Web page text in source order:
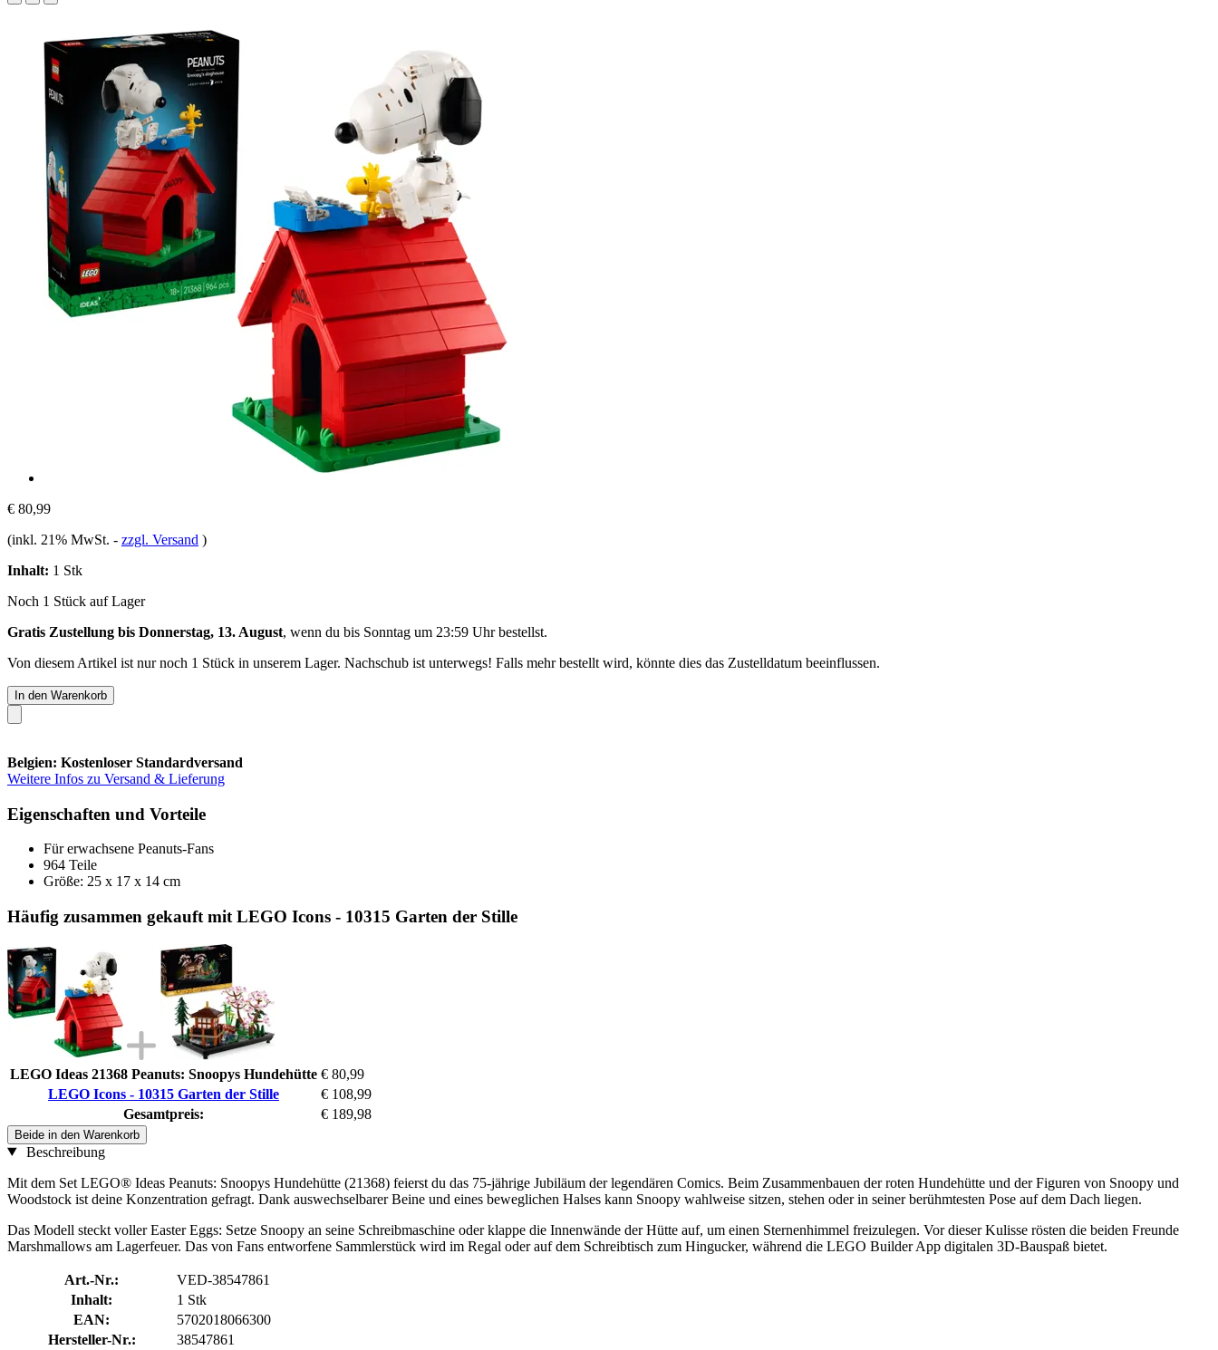
€ 80,99
(inkl. 21% MwSt. - zzgl. Versand )
Inhalt: 1 Stk
Noch 1 Stück auf Lager
Gratis Zustellung bis Donnerstag, 13. August, wenn du bis Sonntag um 23:59 Uhrbestellst.
Von diesem Artikel ist nur noch 1 Stück in unserem Lager. Nachschub ist unterwegs! Falls mehr bestellt wird, könnte dies das Zustelldatum beeinflussen.
In den Warenkorb
Belgien: Kostenloser Standardversand
Weitere Infos zu Versand & Lieferung
Eigenschaften und Vorteile
Für erwachsene Peanuts-Fans
964 Teile
Größe: 25 x 17 x 14 cm
Häufig zusammen gekauft mit LEGO Icons - 10315 Garten der Stille
LEGO Ideas 21368 Peanuts: Snoopys Hundehütte € 80,99
LEGO Icons - 10315 Garten der Stille
€ 108,99
Gesamtpreis:
€ 189,98
Beide in den Warenkorb
Beschreibung
Mit dem Set LEGO® Ideas Peanuts: Snoopys Hundehütte (21368) feierst du das 75-jährige Jubiläum der legendären Comics. Beim Zusammenbauen der roten Hundehütte und der Figuren von Snoopy und
Woodstock ist deine Konzentration gefragt. Dank auswechselbarer Beine und eines beweglichen Halses kann Snoopy wahlweise sitzen, stehen oder in seiner berühmtesten Pose auf dem Dach liegen.
Das Modell steckt voller Easter Eggs: Setze Snoopy an seine Schreibmaschine oder klappe die Innenwände der Hütte auf, um einen Sternenhimmel freizulegen. Vor dieser Kulisse rösten die beiden Freunde
Marshmallows am Lagerfeuer. Das von Fans entworfene Sammlerstück wird im Regal oder auf dem Schreibtisch zum Hingucker, während die LEGO Builder App digitalen 3D-Bauspaß bietet.
Art.-Nr.:
VED-38547861
Inhalt:
1 Stk
EAN:
5702018066300
Hersteller-Nr.:
38547861